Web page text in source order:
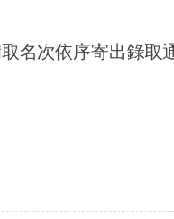
名次依序寄出錄取